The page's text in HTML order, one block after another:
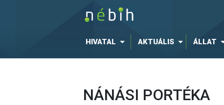
HIVATAL AKTUÁLIS ÁLLAT
NÁNÁSI PORTÉKA